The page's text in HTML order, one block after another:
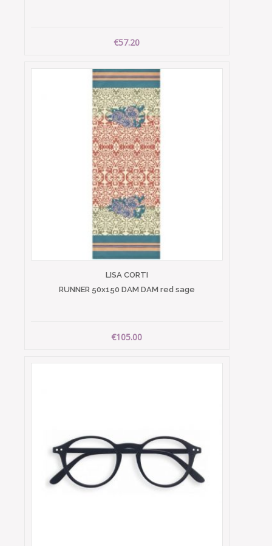
€57.20
LISA CORTI
RUNNER 50x150 DAM DAM red sage
€105.00